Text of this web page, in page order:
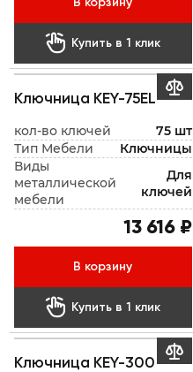
 Купить в 1 клик
Ключница KEY-75EL
кол-во ключей
75 шт
Тип Мебели
Ключницы
Виды
металлической
мебели
Для
ключей
13 616 ₽
В корзину
 Купить в 1 клик

Ключница KEY-300
